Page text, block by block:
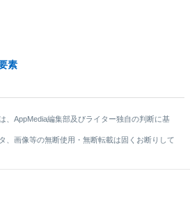
素
、AppMedia編集部及びライター独自の判断に基
、画像等の無断使用・無断転載は固くお断りして